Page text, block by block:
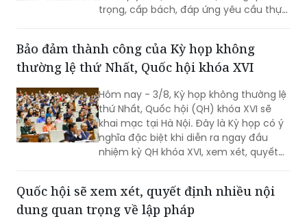
trọng, cấp bách, đáp ứng yêu cầu thực
Bảo đảm thành công của Kỳ họp không
thường lệ thứ Nhất, Quốc hội khóa XVI
Hôm nay - 3/8, Kỳ họp không thường lệ
thứ Nhất, Quốc hội (QH) khóa XVI sẽ
khai mạc tại Hà Nội. Đây là Kỳ họp có ý
nghĩa đặc biệt khi diễn ra ngay đầu
nhiệm kỳ QH khóa XVI, xem xét, quyết
và các vấn đề thuộc thẩm quyền của
QH. Việc các cơ quan của QH và Chính
Quốc hội sẽ xem xét, quyết định nhiều nội
dung quan trọng về lập pháp